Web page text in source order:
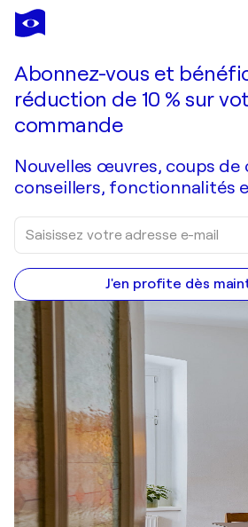
YOTHIN KANOKBANPOT
Self portrait
Abonnez-vous et
réduction de 10 % sur
commande
Nouvelles œuvres, coups
conseillers, fonctionnalités
J'en profite dès